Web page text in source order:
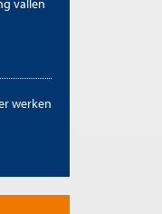
vallen
werken